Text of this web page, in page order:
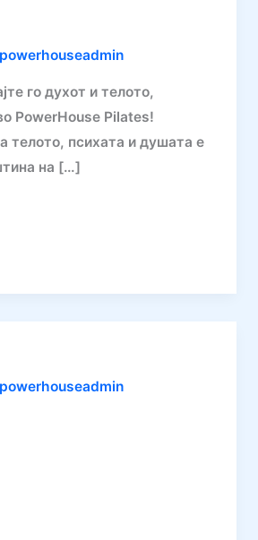
powerhouseadmin
го духот и телото,
PowerHouse Pilates!
телото, психата и душата е
на […]
powerhouseadmin